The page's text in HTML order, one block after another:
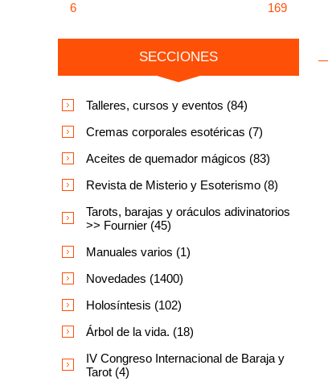
6 169
SECCIONES
Talleres, cursos y eventos (84)
Cremas corporales esotéricas (7)
Aceites de quemador mágicos (83)
Revista de Misterio y Esoterismo (8)
Tarots, barajas y oráculos adivinatorios
>> Fournier (45)
Manuales varios (1)
Novedades (1400)
Holosíntesis (102)
Árbol de la vida. (18)
IV Congreso Internacional de Baraja y
Tarot (4)